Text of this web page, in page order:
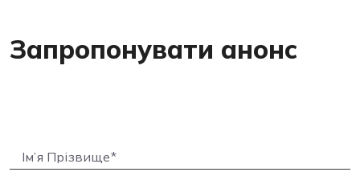
Запропонувати анонс